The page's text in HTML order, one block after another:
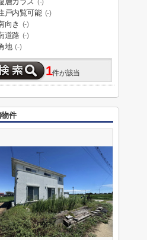
(-)
戸内覧可能 (-)
向き (-)
道路 (-)
地 (-)
1件が該当
件